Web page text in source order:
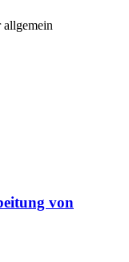
allgemein
von